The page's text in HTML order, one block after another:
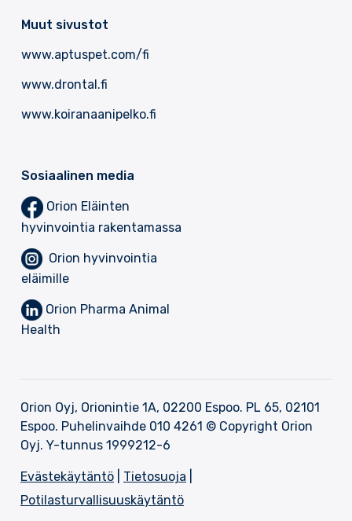
Muut sivustot
www.aptuspet.com/fi
www.drontal.fi
www.koiranaanipelko.fi
Sosiaalinen media
Orion Eläinten
hyvinvointia rakentamassa
Orion hyvinvointia
eläimille
Orion Pharma Animal
Health
Orion Oyj, Orionintie 1A, 02200 Espoo. PL 65, 02101
Espoo. Puhelinvaihde 010 4261 © Copyright Orion
Oyj. Y-tunnus 1999212-6
Evästekäytäntö Tietosuoja
Potilasturvallisuuskäytäntö